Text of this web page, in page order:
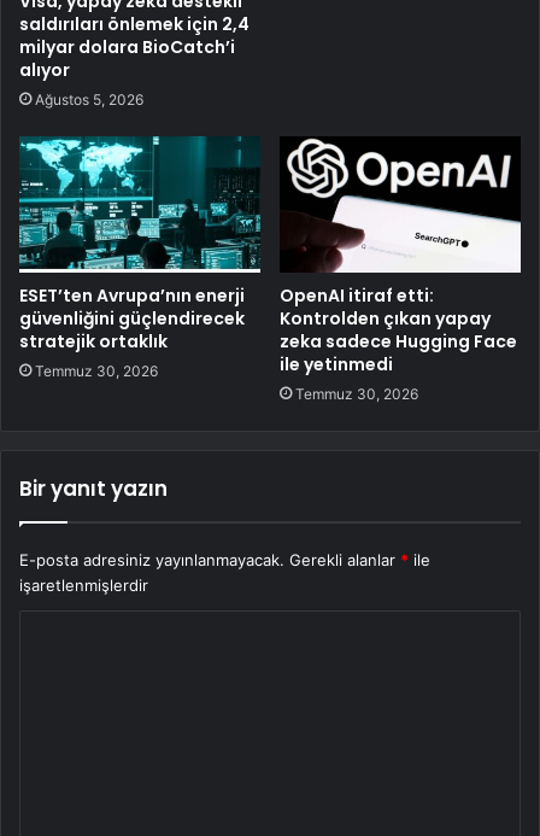
saldırıları önlemek için 2,4
milyar dolara BioCatch’i
alıyor
Ağustos 5, 2026
ESET’ten Avrupa’nın enerji
güvenliğini güçlendirecek
stratejik ortaklık
Temmuz 30, 2026
OpenAI itiraf etti:
Kontrolden çıkan yapay
zeka sadece Hugging Face
ile yetinmedi
Temmuz 30, 2026
Bir yanıt yazın
E-posta adresiniz yayınlanmayacak. Gerekli alanlar * ile
işaretlenmişlerdir